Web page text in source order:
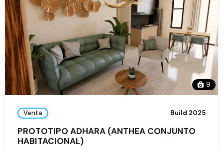
9
Venta Build 2025
PROTOTIPO ADHARA (ANTHEA CONJUNTO
HABITACIONAL)